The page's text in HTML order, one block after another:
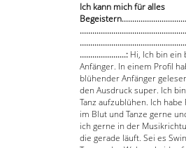
Ich kann mich für alles
......................: Hi, Ich bin ein
Anfänger. In einem Profil
blühender Anfänger
den Ausdruck super. Ich
Tanz aufzublühen. Ich habe
im Blut und Tanze gerne
ich gerne in der
die gerade läuft. Sei es